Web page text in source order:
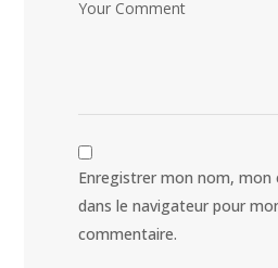
Enregistrer mon nom,
dans le navigateur pour
commentaire.